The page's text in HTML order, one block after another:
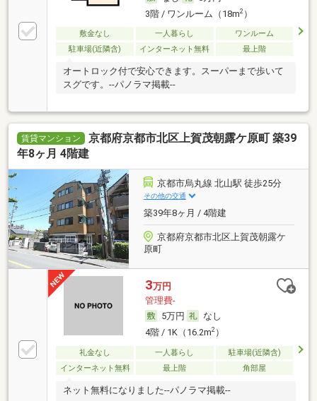
3階 / ワンルーム（18m2）
敷金なし 一人暮らし
ワンルーム
駐車場(近隣含)
インターネット無料 最上階
オートロック付で安心できます。スーパーまで歩いて
スグです。--パノラマ掲載--
賃貸マンション
京都府京都市北区上賀茂朝露ケ原町 築39
年8ヶ月 4階建
京都市烏丸線 北山駅 徒歩25分
その他の交通
築39年8ヶ月 / 4階建
京都府京都市北区上賀茂朝露ケ
原町
3万円
管理費-
5万円
なし
4階 / 1K（16.2m2）
礼金なし 一人暮らし
駐車場(近隣含)
インターネット無料
最上階 角部屋
ネット無料になりました--パノラマ掲載--